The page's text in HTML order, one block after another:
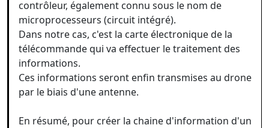
contrôleur, également connu sous le nom de
microprocesseurs (circuit intégré).
Dans notre cas, c'est la carte électronique de la
télécommande qui va effectuer le traitement des
informations.
Ces informations seront enfin transmises au drone
par le biais d'une antenne.
En résumé, pour créer la chaine d'information d'un